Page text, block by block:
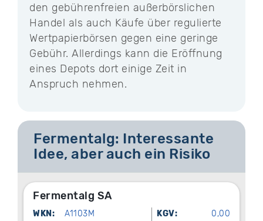
den gebührenfreien außerbörslichen
Handel als auch Käufe über regulierte
Wertpapierbörsen gegen eine geringe
Gebühr. Allerdings kann die Eröffnung
eines Depots dort einige Zeit in
Anspruch nehmen.
Fermentalg: Interessante
Idee, aber auch ein Risiko
Fermentalg SA
WKN: A1103M KGV:
0,00